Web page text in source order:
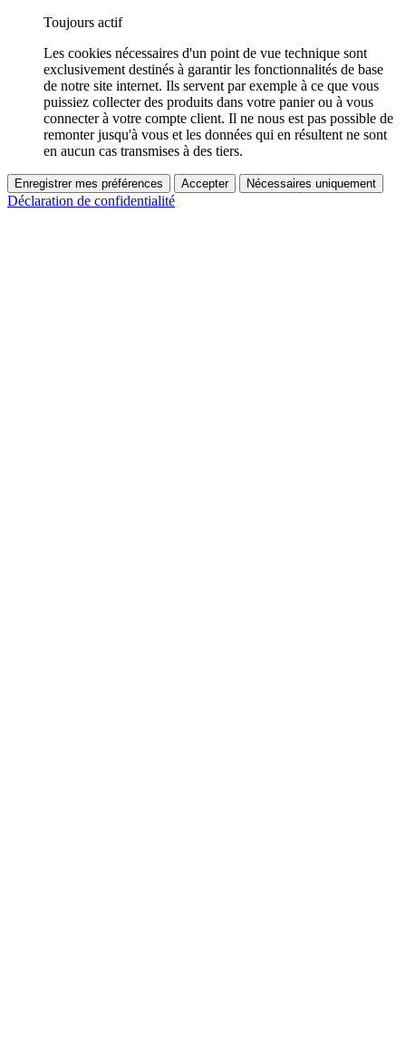
Toujours actif
Les cookies nécessaires d'un point de vue technique sont
exclusivement destinés à garantir les fonctionnalités de base
de notre site internet. Ils servent par exemple à ce que vous
puissiez collecter des produits dans votre panier ou à vous
connecter à votre compte client. Il ne nous est pas possible de
remonter jusqu'à vous et les données qui en résultent ne sont
en aucun cas transmises à des tiers.
Enregistrer mes préférences Accepter Nécessaires uniquement
Déclaration de confidentialité